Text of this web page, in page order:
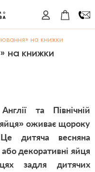
на книжки
на книжки
та Північній
оживає щороку
дитяча весняна
або декоративні яйця
задля дитячих